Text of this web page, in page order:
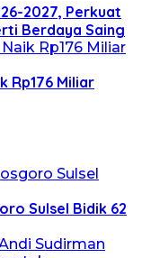
2027, Perkuat
Berdaya Saing
Rp176 Miliar
Sulsel Bidik 62